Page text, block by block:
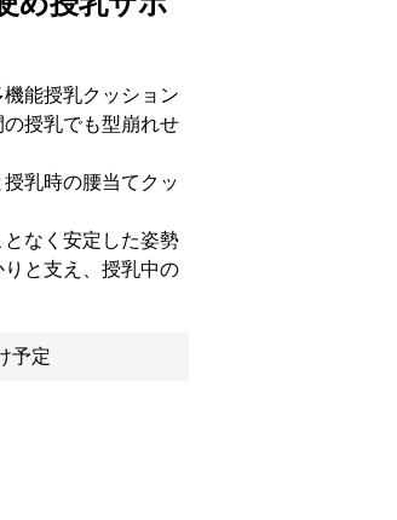
能授乳クッション
授乳でも型崩れせ
乳時の腰当てクッ
なく安定した姿勢
と支え、授乳中の
予定